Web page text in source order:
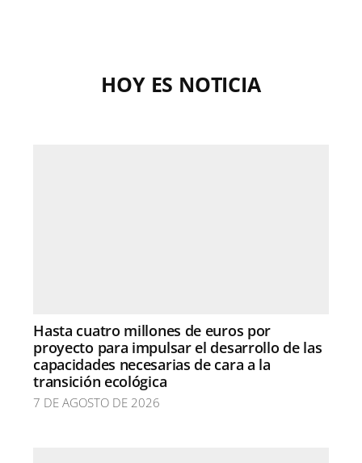
HOY ES NOTICIA
Hasta cuatro millones de euros por
proyecto para impulsar el desarrollo de las
capacidades necesarias de cara a la
transición ecológica
7 DE AGOSTO DE 2026